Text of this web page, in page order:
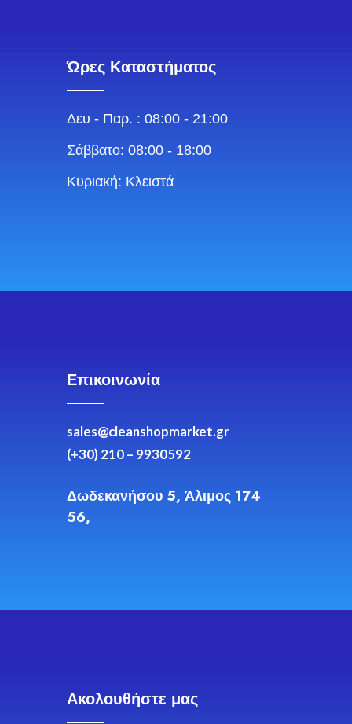
Ώρες Καταστήματος
Δευ - Παρ. : 08:00 - 21:00
Σάββατο: 08:00 - 18:00
Κυριακή: Κλειστά
Επικοινωνία
sales@cleanshopmarket.gr
(+30) 210 – 9930592
Δωδεκανήσου 5, Άλιμος 174
56,
Ακολουθήστε μας